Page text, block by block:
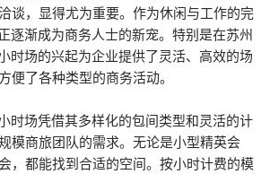
谈，显得尤为重要。作为休闲与工作的完
逐渐成为商务人士的新宠。特别是在苏州
时场的兴起为企业提供了灵活、高效的场
便了各种类型的商务活动。
时场凭借其多样化的包间类型和灵活的计
模商旅团队的需求。无论是小型精英会
，都能找到合适的空间。按小时计费的模